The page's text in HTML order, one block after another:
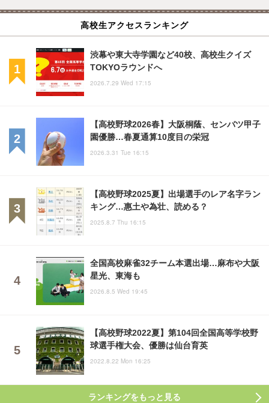
高校生アクセスランキング
渋幕や東大寺学園など40校、高校生クイズ
TOKYOラウンドへ
2026.7.29 Wed 17:15
【高校野球2026春】大阪桐蔭、センバツ甲子
園優勝…春夏通算10度目の栄冠
2026.3.31 Tue 16:15
【高校野球2025夏】出場選手のレア名字ラン
キング…惠土や為壮、読める？
2025.8.7 Thu 16:15
全国高校麻雀32チーム本選出場…麻布や大阪
星光、東海も
2026.8.5 Wed 19:45
【高校野球2022夏】第104回全国高等学校野
球選手権大会、優勝は仙台育英
2022.8.22 Mon 16:25
ランキングをもっと見る